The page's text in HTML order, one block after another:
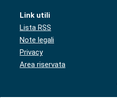
Link utili
Lista RSS
Note legali
Privacy
Area riservata